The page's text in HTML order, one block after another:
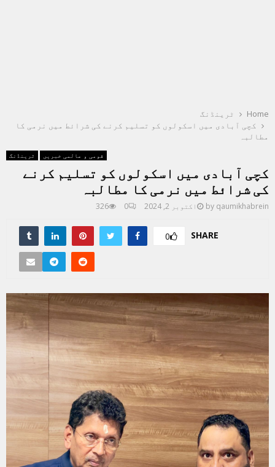
Home
ٹرینڈنگ
کچی آبادی میں اسکولوں کو تسلیم کرنے کی شرائط میں نرمی کا
مطالبہ
ٹرینڈنگ قومی و عالمی خبریں
کچی آبادی میں اسکولوں کو تسلیم کرنے
کی شرائط میں نرمی کا مطالبہ
by qaumikhabrein اکتوبر 2, 2024 0
326
SHARE
0